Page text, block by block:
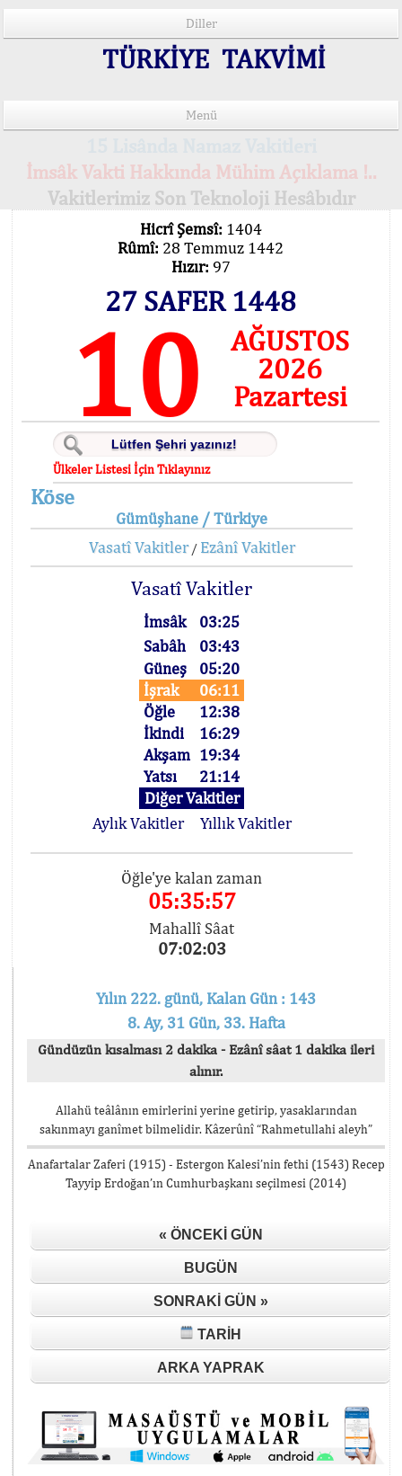
Diller
TÜRKİYE TAKVİMİ
Menü
İmsâk Vakti Hakkında Mühim Açıklama !..
Vakitlerimiz Son Teknoloji Hesâbıdır
Hicrî Şemsî: 1404
Rûmî: 28 Temmuz 1442
Hızır: 97
27 SAFER 1448
10
AĞUSTOS
2026
Pazartesi
Ülkeler Listesi İçin Tıklayınız
Köse
Gümüşhane / Türkiye
Vasatî Vakitler/ Ezânî Vakitler
Vasatî Vakitler
İmsâk
03:25
Sabâh
03:43
Güneş
05:20
İşrak
06:11
Öğle
12:38
İkindi
16:29
Akşam 19:34
Yatsı
21:14
Diğer Vakitler
Aylık Vakitler
Yıllık Vakitler
Öğle'ye kalan zaman
05:35:56
Mahallî Sâat
07:02:04
Yılın 222. günü, Kalan Gün : 143
8. Ay, 31 Gün, 33. Hafta
Gündüzün kısalması 2 dakika - Ezânî sâat 1 dakika ileri
alınır.
Allahü teâlânın emirlerini yerine getirip, yasaklarından
sakınmayı ganîmet bilmelidir. Kâzerûnî “Rahmetullahi aleyh”
Anafartalar Zaferi (1915) - Estergon Kalesi’nin fethi (1543) Recep
Tayyip Erdoğan’ın Cumhurbaşkanı seçilmesi (2014)
« ÖNCEKI GÜN
BUGÜN
SONRAKI GÜN »
TARIH
ARKA YAPRAK